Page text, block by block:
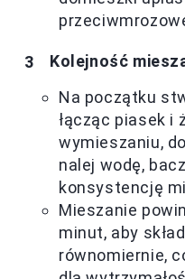
Kolejność
Na początku
łącząc piasek i
wymieszaniu,
nalej wodę,
konsystencję
Mieszanie
minut, aby
równomiernie,